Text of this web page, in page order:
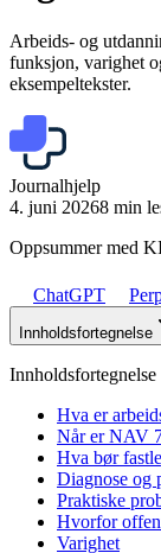
Arbeids- og
funksjon, varighet
eksempeltekster.
Journalhjelp
4. juni 20268 min
Oppsummer med
ChatGPT
Innholdsfortegnelse
Innholdsfortegnelse
Hva er
Når er NAV
Hva bør
Diagnose og
Praktiske
Hvorfor
Varighet